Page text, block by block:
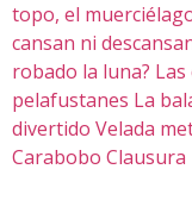
topo, el
cansan ni
robado la luna? Las
pelafustanes La
divertido Velada
Carabobo Clausura